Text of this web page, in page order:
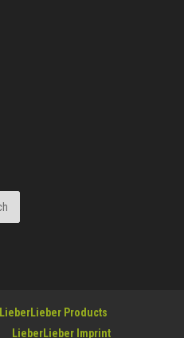
LieberLieber Products
LieberLieber Imprint